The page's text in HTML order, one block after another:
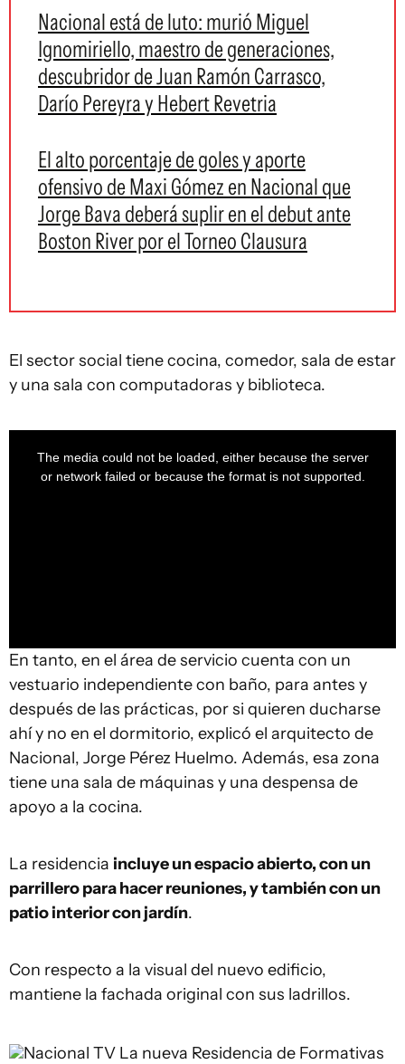
Nacional está de luto: murió Miguel
Ignomiriello, maestro de generaciones,
descubridor de Juan Ramón Carrasco,
Darío Pereyra y Hebert Revetria
El alto porcentaje de goles y aporte
ofensivo de Maxi Gómez en Nacional que
Jorge Bava deberá suplir en el debut ante
Boston River por el Torneo Clausura
El sector social tiene cocina, comedor, sala de estar
y una sala con computadoras y biblioteca.
The media could not be loaded, either because the server
or network failed or because the format is not supported.
En tanto, en el área de servicio cuenta con un
vestuario independiente con baño, para antes y
después de las prácticas, por si quieren ducharse
ahí y no en el dormitorio, explicó el arquitecto de
Nacional, Jorge Pérez Huelmo. Además, esa zona
tiene una sala de máquinas y una despensa de
apoyo a la cocina.
La residencia incluye un espacio abierto, con un
parrillero para hacer reuniones, y también con un
patio interior con jardín.
Con respecto a la visual del nuevo edificio,
mantiene la fachada original con sus ladrillos.
Nacional TV La nueva Residencia de Formativas